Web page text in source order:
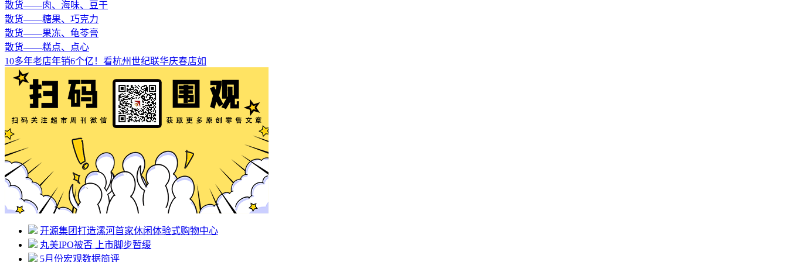
散货——肉、海味、豆干
散货——糖果、巧克力
散货——果冻、龟苓膏
散货——糕点、点心
10多年老店年销6个亿！看杭州世纪联华庆春店如
开源集团打造漯河首家休闲体验式购物中心
丸美IPO被否 上市脚步暂缓
5月份宏观数据简评